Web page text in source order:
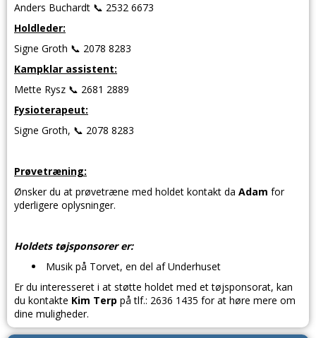
Anders Buchardt 📞 2532 6673
Holdleder:
Signe Groth 📞 2078 8283
Kampklar assistent:
Mette Rysz 📞 2681 2889
Fysioterapeut:
Signe Groth, 📞 2078 8283
Prøvetræning:
Ønsker du at prøvetræne med holdet kontakt da Adam for
yderligere oplysninger.
Holdets tøjsponsorer er:
Musik på Torvet, en del af Underhuset
Er du interesseret i at støtte holdet med et tøjsponsorat, kan
du kontakte Kim Terp på tlf.: 2636 1435 for at høre mere om
dine muligheder.